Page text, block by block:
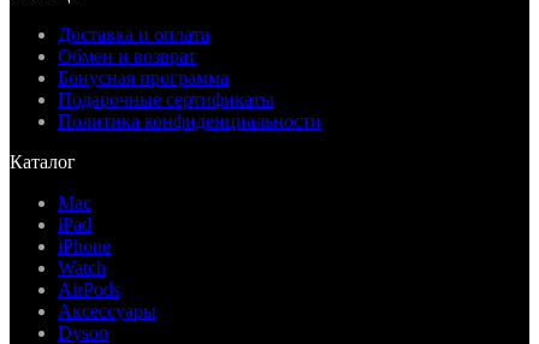
Доставка и оплата
Обмен и возврат
Бонусная программа
Подарочные сертификаты
Политика конфиденциальности
Каталог
Mac
iPad
iPhone
Watch
AirPods
Аксессуары
Dyson